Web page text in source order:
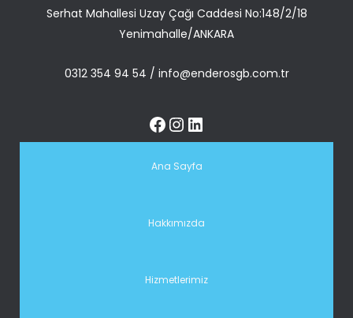
Serhat Mahallesi Uzay Çağı Caddesi No:148/2/18
Yenimahalle/ANKARA
0312 354 94 54 / info@enderosgb.com.tr
Ana Sayfa
Hakkımızda
Hizmetlerimiz